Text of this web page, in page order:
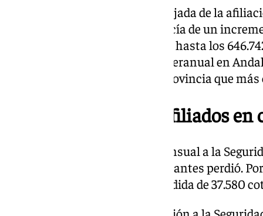
En términos interanuales, la bajada de la
venido acompañada en Andalucía de un
1,87%, con 11.903 parados más y hasta los
Málaga lidera el incremento interanual en
(+3,51%), destacando como la provincia que más
Bajada mensual de afiliados
En lo referido a la afiliación mensual a la
fue la comunidad que más cotizantes perdió.
que fue la segunda, con una pérdida de 37.580